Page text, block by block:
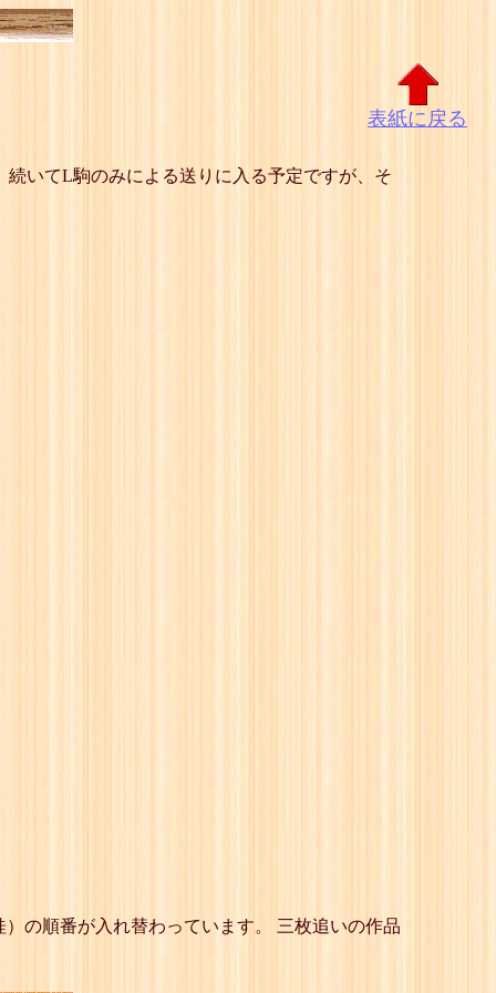
表紙に戻る
いてL駒のみによる送りに入る予定ですが、そ
の順番が入れ替わっています。 三枚追いの作品